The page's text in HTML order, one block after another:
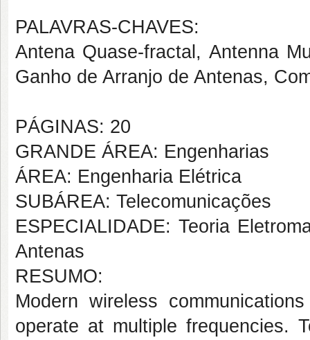
PALAVRAS-CHAVES:
Antena Quase-fractal, Antenna
Ganho de Arranjo de Antenas,
PÁGINAS: 20
GRANDE ÁREA: Engenharias
ÁREA: Engenharia Elétrica
SUBÁREA: Telecomunicações
ESPECIALIDADE: Teoria
Antenas
RESUMO:
Modern wireless
operate at multiple frequencies.